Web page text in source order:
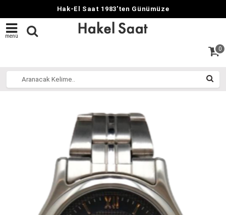
Hak-El Saat 1983'ten Günümüze
menü
0